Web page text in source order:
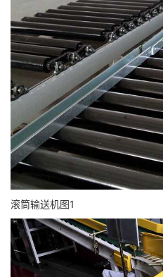
滚筒输送机图1